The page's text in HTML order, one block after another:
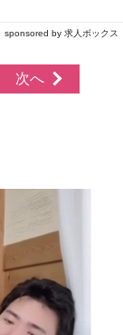
sponsored by 求人ボックス
次へ